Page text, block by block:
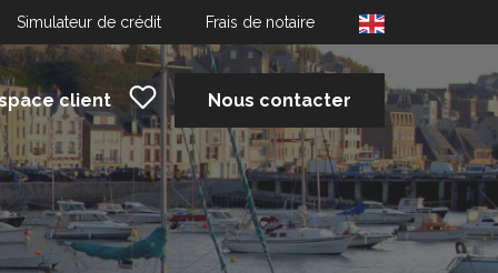
Simulateur de crédit Frais de notaire
client Nous contacter